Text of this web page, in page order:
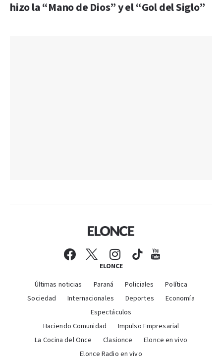
hizo la “Mano de Dios” y el “Gol del Siglo”
ELONCE
Últimas noticias Paraná Policiales
Política
Sociedad
Internacionales Deportes
Economía
Espectáculos
Haciendo Comunidad
Impulso Empresarial
La Cocina del Once
Clasionce
Elonce en vivo
Elonce Radio en vivo